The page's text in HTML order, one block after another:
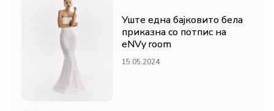
Уште една бајковито бела
приказна со потпис на
eNVy room
15.05.2024